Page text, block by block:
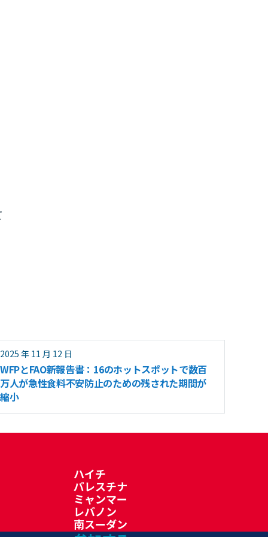
2025 年 11 月 12 日
WFPとFAO新報告書：16のホットスポットで数百
万人が急性食料不安防止のための残された期間が
縮小
ハイチ
パレスチナ
ミャンマー
レバノン
南スーダン